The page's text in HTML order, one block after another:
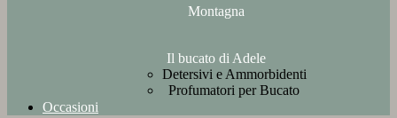
Montagna
Il bucato di Adele
Detersivi e Ammorbidenti
Profumatori per Bucato
Occasioni